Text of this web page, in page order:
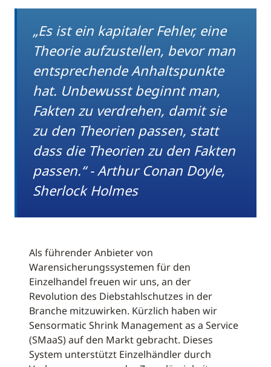
„Es ist ein kapitaler Fehler, eine
Theorie aufzustellen, bevor man
entsprechende Anhaltspunkte
hat. Unbewusst beginnt man,
Fakten zu verdrehen, damit sie
zu den Theorien passen, statt
dass die Theorien zu den Fakten
passen.“ - Arthur Conan Doyle,
Sherlock Holmes
Als führender Anbieter von
Warensicherungssystemen für den
Einzelhandel freuen wir uns, an der
Revolution des Diebstahlschutzes in der
Branche mitzuwirken. Kürzlich haben wir
Sensormatic Shrink Management as a Service
(SMaaS) auf den Markt gebracht. Dieses
System unterstützt Einzelhändler durch